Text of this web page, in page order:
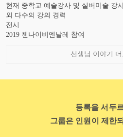
현재 중학교 예술강사 및 실버미술 강
외 다수의 강의 경력
전시
2019 첸나이비엔날레 참여
2020 Fleur Ville. Paris, 그룹전선생님 이야기 더
등록을 서두
그룹은 인원이 제한